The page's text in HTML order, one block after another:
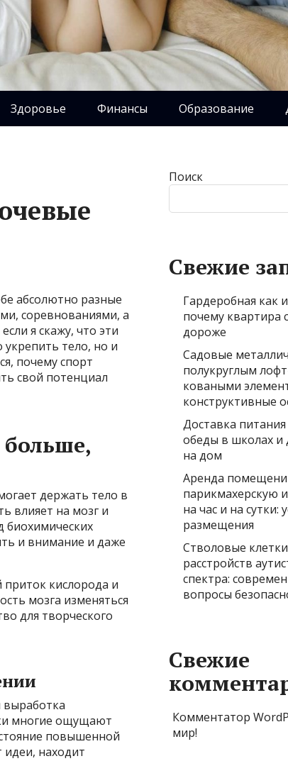
Здоровье Финансы Образование
абсолютно разные
соревнованиями, а
я скажу, что эти
тело, но и
почему спорт
свой потенциал
держать тело в
влияет на мозг и
биохимических
и внимание и даже
кислорода и
мозга изменяться
для творческого
выработка
многие ощущают
повышенной
идеи, находит
Поиск
Свежие
Гардеробная как
почему квартира
дороже
Садовые
полукруглым
коваными
конструктивные
Доставка питания
обеды в школах и
на дом
Аренда
парикмахерскую
на час и на сутки:
размещения
Стволовые
расстройств
спектра:
вопросы
Свежие
Комментатор
мир!